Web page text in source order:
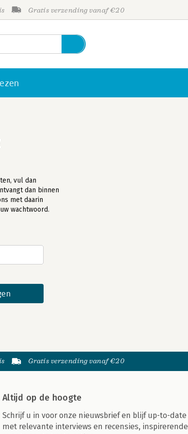
Gratis verzending vanaf €20
vul dan
dan binnen
met daarin
wachtwoord.
Gratis verzending vanaf €20
Altijd op de hoogte
Schrijf u in voor onze nieuwsbrief en blijf up-to-date
met relevante interviews en recensies, inspirerende
Personen